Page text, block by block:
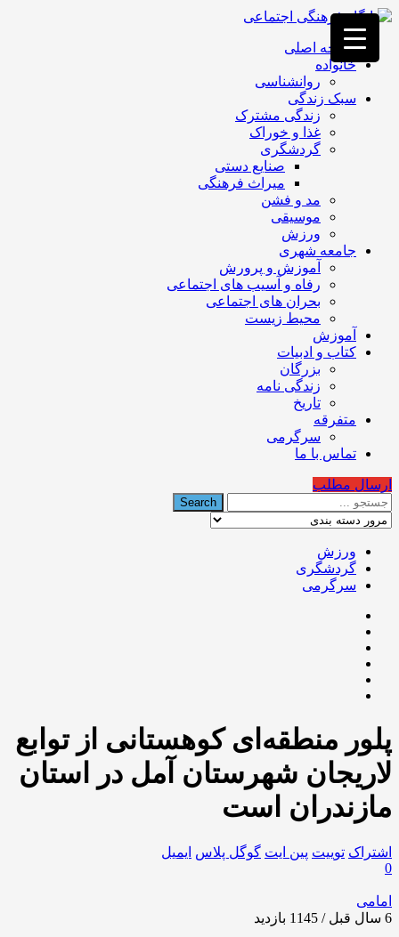
فصد
خون
غرب
تهران
خشکشویی
تصفیه
تهران
صفحه اصلی
خانواده
روانشناسی
سبک زندگی
زندگی مشترک
غذا و خوراک
گردشگری
صنایع دستی
میراث فرهنگی
مد و فشن
موسیقی
ورزش
جامعه شهری
آموزش و پرورش
رفاه و آسیب های اجتماعی
بحران های اجتماعی
محیط زیست
آموزش
کتاب و ادبیات
بزرگان
زندگی نامه
تاریخ
متفرقه
سرگرمی
تماس با ما
ارسال مطلب
ورزش
گردشگری
سرگرمی
پلور منطقه‌ای کوهستانی از توابع
لاریجان شهرستان آمل در استان
مازندران است
اشتراک توییت پین ایت گوگل‌ پلاس ایمیل
0
امامی
6 سال قبل / 1145
بازدید